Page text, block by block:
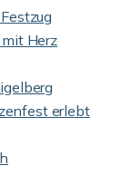
Herz
erlebt